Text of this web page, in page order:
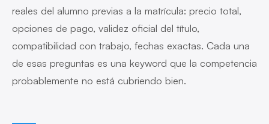
reales del alumno previas a la matrícula: precio total,
opciones de pago, validez oficial del título,
compatibilidad con trabajo, fechas exactas. Cada una
de esas preguntas es una keyword que la competencia
probablemente no está cubriendo bien.